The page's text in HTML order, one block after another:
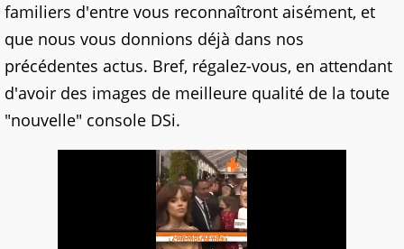
familiers d'entre vous reconnaîtront aisément, et
que nous vous donnions déjà dans nos
précédentes actus. Bref, régalez-vous, en attendant
d'avoir des images de meilleure qualité de la toute
"nouvelle" console DSi.